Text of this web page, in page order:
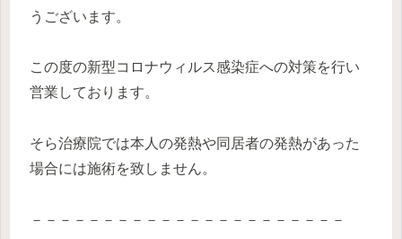
うございます。
この度の新型コロナウィルス感染症への対策を行い
営業しております。
そら治療院では本人の発熱や同居者の発熱があった
場合には施術を致しません。
－－－－－－－－－－－－－－－－－－－－－－